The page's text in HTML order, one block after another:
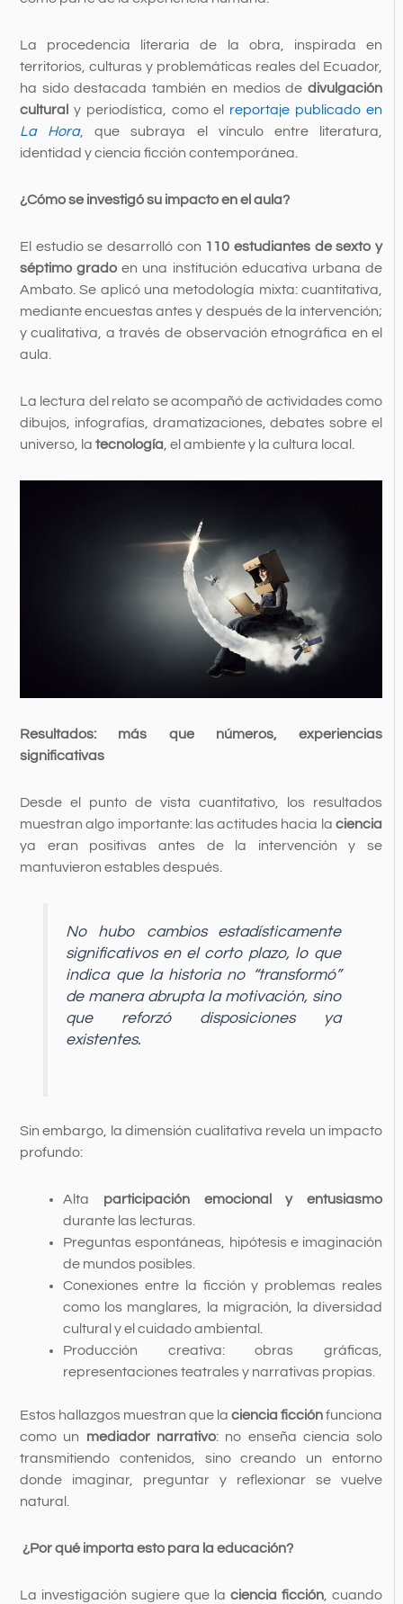
La procedencia literaria de la obra, inspirada en
territorios, culturas y problemáticas reales del Ecuador,
ha sido destacada también en medios dedivulgación
cultural
y periodística, como el reportaje publicado en
La Hora, que subraya el vínculo entre literatura,
identidad y ciencia ficción contemporánea.
¿Cómo se investigó su impacto en el aula?
El estudio se desarrolló con 110 estudiantes de sexto y
séptimo grado en una institución educativa urbana de
Ambato. Se aplicó una metodología mixta: cuantitativa,
mediante encuestas antes y después de la intervención;
y cualitativa, a través de observación etnográfica en el
aula.
La lectura del relato se acompañó de actividades como
dibujos, infografías, dramatizaciones, debates sobre el
universo, la tecnología , el ambiente y la cultura local.
Resultados: más que números, experiencias
significativas
Desde el punto de vista cuantitativo, los resultados
muestran algo importante: las actitudes hacia laciencia
ya eran positivas antes de la intervención y se
mantuvieron estables después.
No hubo cambios estadísticamente
significativos en el corto plazo, lo que
indica que la historia no “transformó”
de manera abrupta la motivación, sino
que reforzó disposiciones ya
existentes.
Sin embargo, la dimensión cualitativa revela un impacto
profundo:
Alta participación emocional y entusiasmo
durante las lecturas.
Preguntas espontáneas, hipótesis e imaginación
de mundos posibles.
Conexiones entre la ficción y problemas reales
como los manglares, la migración, la diversidad
cultural y el cuidado ambiental.
Producción creativa: obras gráficas,
representaciones teatrales y narrativas propias.
Estos hallazgos muestran que laciencia ficciónfunciona
como un mediador narrativo: no enseña ciencia solo
transmitiendo contenidos, sino creando un entorno
donde imaginar, preguntar y reflexionar se vuelve
natural.
¿Por qué importa esto para la educación?
La investigación sugiere que laciencia ficción, cuando